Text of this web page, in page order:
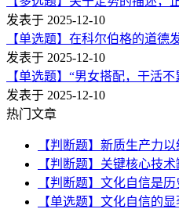
发表于 2025-12-10
【单选题】在科尔伯格的道德
发表于 2025-12-10
【单选题】“男女搭配，干活
发表于 2025-12-10
热门文章
【判断题】新质生产力
【判断题】关键核心技
【判断题】文化自信是
【单选题】文化自信的显